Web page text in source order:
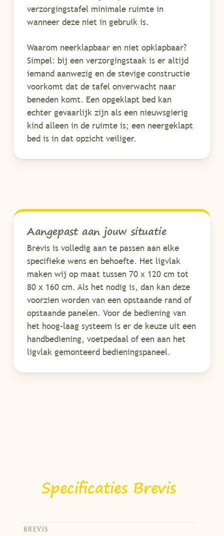
verzorgingstafel minimale ruimte in
wanneer deze niet in gebruik is.
Waarom neerklapbaar en niet opklapbaar?
Simpel: bij een verzorgingstaak is er altijd
iemand aanwezig en de stevige constructie
voorkomt dat de tafel onverwacht naar
beneden komt. Een opgeklapt bed kan
echter gevaarlijk zijn als een nieuwsgierig
kind alleen in de ruimte is; een neergeklapt
bed is in dat opzicht veiliger.
Aangepast aan jouw situatie
Brevis is volledig aan te passen aan elke
specifieke wens en behoefte. Het ligvlak
maken wij op maat tussen 70 x 120 cm tot
80 x 160 cm. Als het nodig is, dan kan deze
voorzien worden van een opstaande rand of
opstaande panelen. Voor de bediening van
het hoog-laag systeem is er de keuze uit een
handbediening, voetpedaal of een aan het
ligvlak gemonteerd bedieningspaneel.
Specificaties Brevis
BREVIS